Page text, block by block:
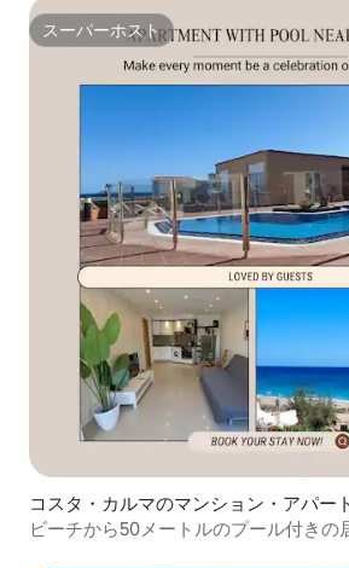
スーパーホスト
スーパーホスト
コスタ・カルマのマンション・アパー
ビーチから50メートルのプール付きの